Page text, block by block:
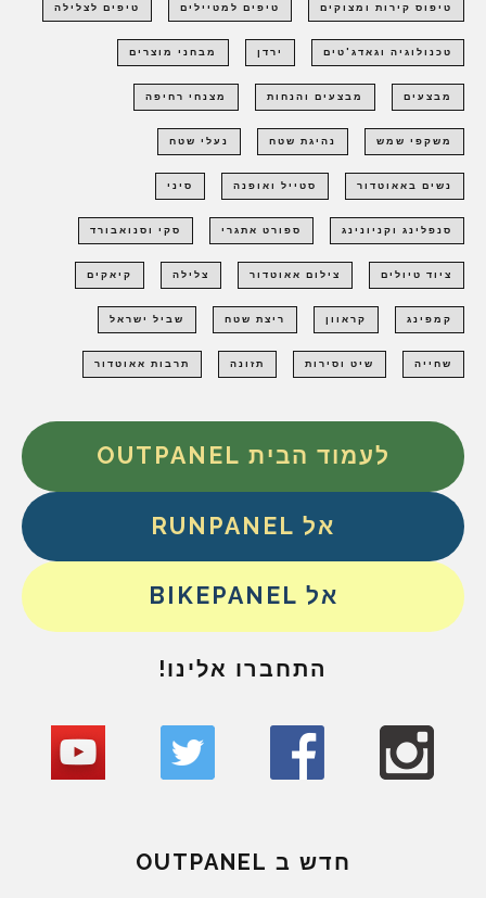
טיפוס קירות ומצוקים טיפים למטיילים טיפים לצלילה
טכנולוגיה וגאדג'טים ירדן מבחני מוצרים
מבצעים מבצעים והנחות מצנחי רחיפה
משקפי שמש נהיגת שטח נעלי שטח
נשים באאוטדור סטייל ואופנה סיני
סנפלינג וקניונינג ספורט אתגרי סקי וסנואבורד
ציוד טיולים צילום אאוטדור צלילה קיאקים
קמפינג קראוון ריצת שטח שביל ישראל
שחייה שיט וסירות תזונה תרבות אאוטדור
לעמוד הבית OUTPANEL
אל RUNPANEL
אל BIKEPANEL
התחברו אלינו!
חדש ב OUTPANEL